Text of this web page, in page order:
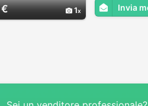
€ 1 Invia